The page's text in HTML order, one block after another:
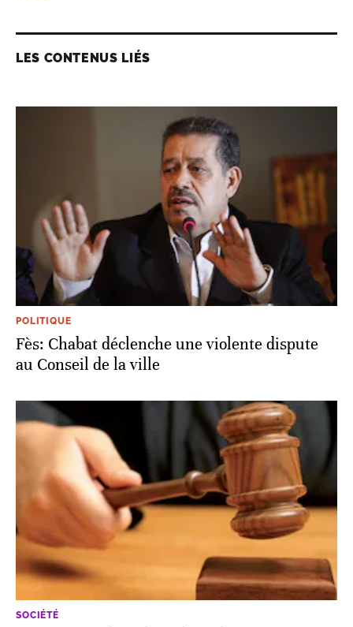
LES CONTENUS LIÉS
POLITIQUE
Fès: Chabat déclenche une violente dispute
au Conseil de la ville
SOCIÉTÉ